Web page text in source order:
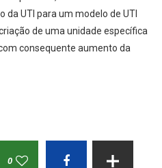
da UTI para um modelo de UTI
de uma unidade específica
consequente aumento da
0